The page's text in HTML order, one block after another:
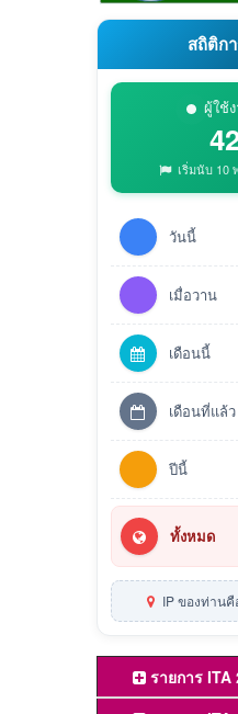
สถิติก
ผู้ใช้
เริ่มนับ 10
วันนี้
เมื่อวาน
เดือนนี้
เดือนที่แล้ว
ปีนี้
ทั้งหมด
IP ของท่าน
รายการ ITA